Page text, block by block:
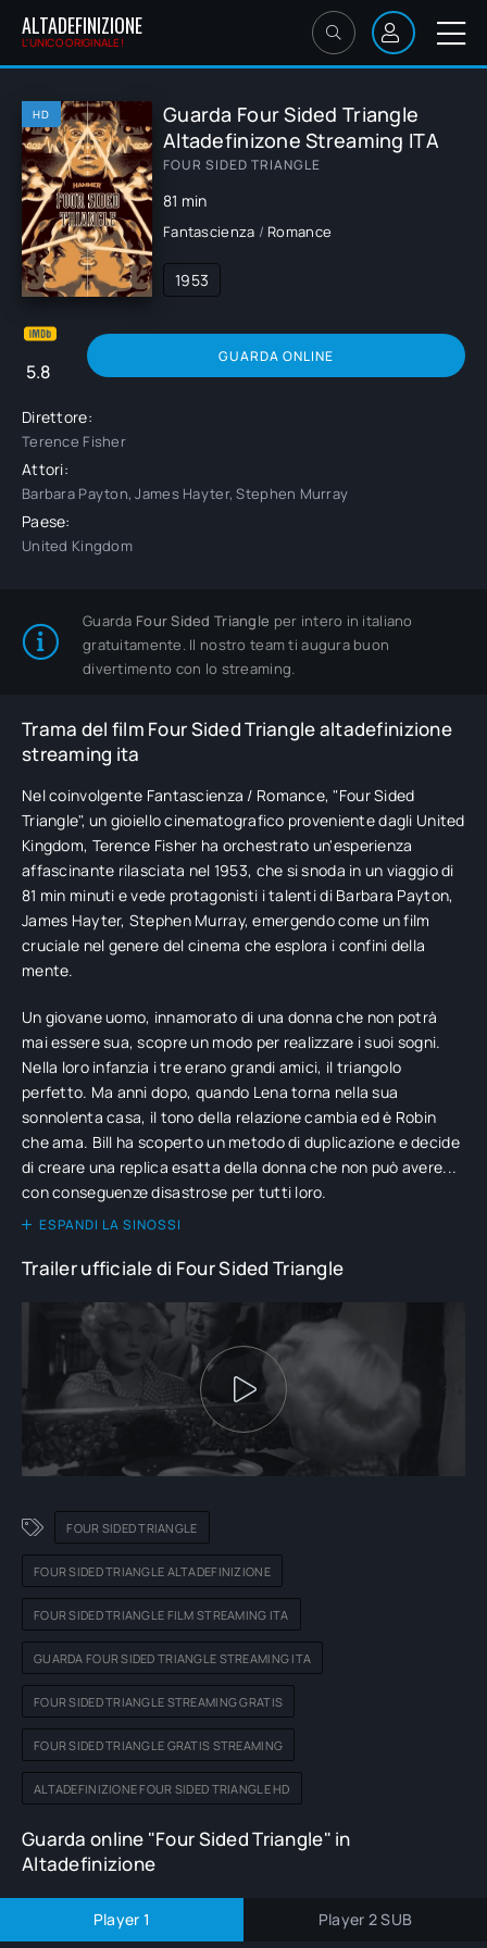
ALTADEFINIZIONE
L'UNICO ORIGINALE!
HD
Guarda Four Sided Triangle
Altadefinizone Streaming ITA
FOUR SIDED TRIANGLE
81 min
Fantascienza / Romance
1953
5.8
GUARDA ONLINE
Direttore:
Terence Fisher
Attori:
Barbara Payton, James Hayter, Stephen Murray
Paese:
United Kingdom
Guarda Four Sided Triangle per intero in italiano
gratuitamente. Il nostro team ti augura buon
divertimento con lo streaming.
Trama del film Four Sided Triangle altadefinizione
streaming ita
Nel coinvolgente Fantascienza / Romance, "Four Sided
Triangle", un gioiello cinematografico proveniente dagli United
Kingdom, Terence Fisher ha orchestrato un'esperienza
affascinante rilasciata nel 1953, che si snoda in un viaggio di
81 min minuti e vede protagonisti i talenti di Barbara Payton,
James Hayter, Stephen Murray, emergendo come un film
cruciale nel genere del cinema che esplora i confini della
mente.
Un giovane uomo, innamorato di una donna che non potrà
mai essere sua, scopre un modo per realizzare i suoi sogni.
Nella loro infanzia i tre erano grandi amici, il triangolo
perfetto. Ma anni dopo, quando Lena torna nella sua
sonnolenta casa, il tono della relazione cambia ed è Robin
che ama. Bill ha scoperto un metodo di duplicazione e decide
di creare una replica esatta della donna che non può avere...
con conseguenze disastrose per tutti loro.
ESPANDI LA SINOSSI
Trailer ufficiale di Four Sided Triangle
FOUR SIDED TRIANGLE
FOUR SIDED TRIANGLE ALTADEFINIZIONE
FOUR SIDED TRIANGLE FILM STREAMING ITA
GUARDA FOUR SIDED TRIANGLE STREAMING ITA
FOUR SIDED TRIANGLE STREAMING GRATIS
FOUR SIDED TRIANGLE GRATIS STREAMING
ALTADEFINIZIONE FOUR SIDED TRIANGLE HD
Guarda online "Four Sided Triangle" in
Altadefinizione
Player 1 Player 2 SUB